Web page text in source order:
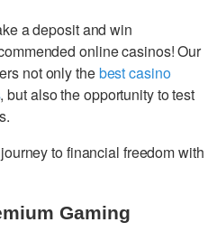
a deposit and win
online casinos! Our
not only thebest casino
, but also the opportunity to test
to financial freedom with
Gaming